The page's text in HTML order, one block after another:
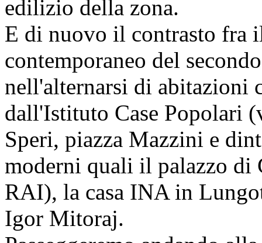
edilizio della zona.
E di nuovo il contrasto fra
contemporaneo del
nell'alternarsi di abitazioni
dall'Istituto Case Popolari
Speri, piazza Mazzini e
moderni quali il palazzo di
RAI), la casa INA in
Igor Mitoraj.